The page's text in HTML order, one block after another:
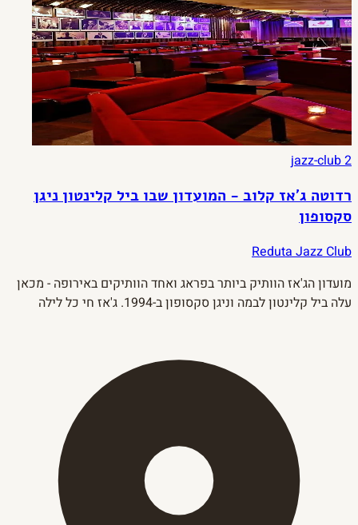
jazz-club2
רדוטה ג'אז קלוב - המועדון שבו ביל קלינטון ניגן
סקסופון
Reduta Jazz Club
מועדון הג'אז הוותיק ביותר בפראג ואחד הוותיקים באירופה - מכאן
עלה ביל קלינטון לבמה וניגן סקסופון ב-1994. ג'אז חי כל לילה